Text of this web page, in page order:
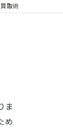
取術
ま
め